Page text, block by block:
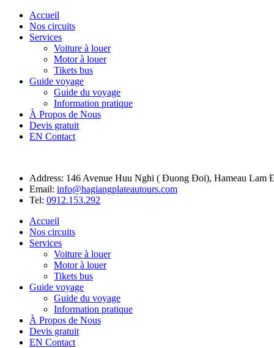
Accueil
Nos circuits
Services
Voiture à louer
Motor à louer
Tikets bus
Guide voyage
Guide du voyage
Information pratique
À Propos de Nous
Devis gratuit
EN Contact
Address: 146 Avenue Huu Nghi ( Đuong Đoi), Hameau Lam
Email: info@hagiangplateautours.com
Tel: 0912.153.292
Accueil
Nos circuits
Services
Voiture à louer
Motor à louer
Tikets bus
Guide voyage
Guide du voyage
Information pratique
À Propos de Nous
Devis gratuit
EN Contact